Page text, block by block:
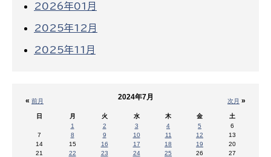
2026年01月
2025年12月
2025年11月
« 前月 次月 »
2024年7月
日 月 火 水 木 金
土
1
2 3 4 5
6
7
8 9 10 11 12
13
14
15 16 17 18 19
20
21
22 23 24 25 26
27